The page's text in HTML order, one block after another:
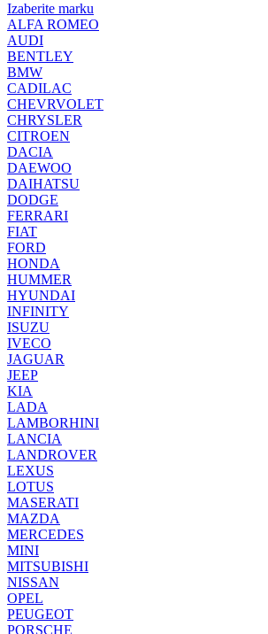
Izaberite marku
ALFA ROMEO
AUDI
BENTLEY
BMW
CADILAC
CHEVRVOLET
CHRYSLER
CITROEN
DACIA
DAEWOO
DAIHATSU
DODGE
FERRARI
FIAT
FORD
HONDA
HUMMER
HYUNDAI
INFINITY
ISUZU
IVECO
JAGUAR
JEEP
KIA
LADA
LAMBORHINI
LANCIA
LANDROVER
LEXUS
LOTUS
MASERATI
MAZDA
MERCEDES
MINI
MITSUBISHI
NISSAN
OPEL
PEUGEOT
PORSCHE